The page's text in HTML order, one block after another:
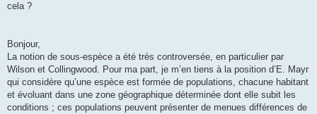
cela ?
Bonjour,
La notion de sous-espèce a été très controversée, en particulier par
Wilson et Collingwood. Pour ma part, je m’en tiens à la position d’E. Mayr
qui considère qu’une espèce est formée de populations, chacune habitant
et évoluant dans une zone géographique déterminée dont elle subit les
conditions ; ces populations peuvent présenter de menues différences de